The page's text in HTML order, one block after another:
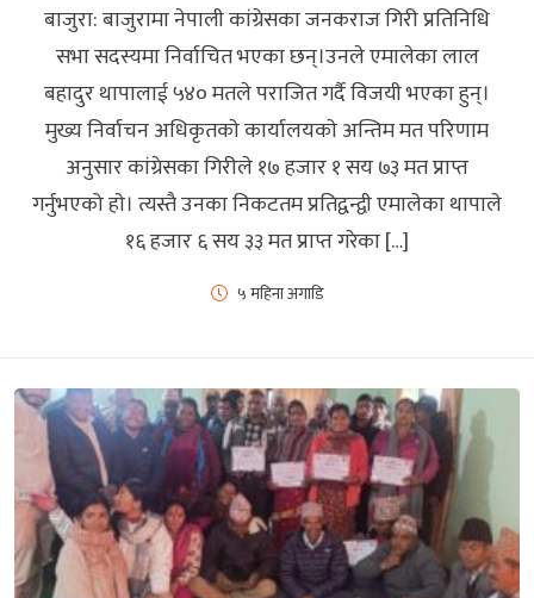
बाजुरा: बाजुरामा नेपाली कांग्रेसका जनकराज गिरी प्रतिनिधि
सभा सदस्यमा निर्वाचित भएका छन्।उनले एमालेका लाल
बहादुर थापालाई ५४० मतले पराजित गर्दै विजयी भएका हुन्।
मुख्य निर्वाचन अधिकृतकाे कार्यालयकाे अन्तिम मत परिणाम
अनुसार कांग्रेसका गिरीले १७ हजार १ सय ७३ मत प्राप्त
गर्नुभएको हाे। त्यस्तै उनका निकटतम प्रतिद्वन्द्वी एमालेका थापाले
१६ हजार ६ सय ३३ मत प्राप्त गरेका […]
५ महिना अगाडि